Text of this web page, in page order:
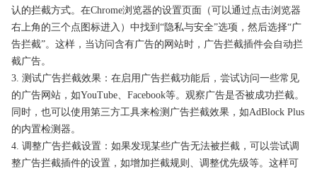
认的拦截方式。在Chrome浏览器的设置页面（可以通过点击浏览器
右上角的三个点图标进入）中找到“隐私与安全”选项，然后选择“广
告拦截”。这样，当访问含有广告的网站时，广告拦截插件会自动拦
截广告。
3. 测试广告拦截效果：在启用广告拦截功能后，尝试访问一些常见
的广告网站，如YouTube、Facebook等。观察广告是否被成功拦截。
同时，也可以使用第三方工具来检测广告拦截效果，如AdBlock Plus
的内置检测器。
4. 调整广告拦截设置：如果发现某些广告无法被拦截，可以尝试调
整广告拦截插件的设置，如增加拦截规则、调整优先级等。这样可